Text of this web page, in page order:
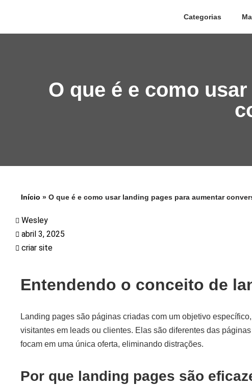
Categorias
O que é e como
Início » O que é e como usar landing pages para aumentar
Wesley
abril 3, 2025
criar site
Entendendo o conceito de
Landing pages são páginas criadas com um objetivo
visitantes em leads ou clientes. Elas são diferentes das
focam em uma única oferta, eliminando distrações.
Por que landing pages são